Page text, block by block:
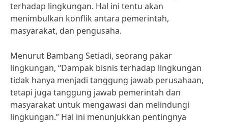
terhadap lingkungan. Hal ini tentu akan
menimbulkan konflik antara pemerintah,
masyarakat, dan pengusaha.
Menurut Bambang Setiadi, seorang pakar
lingkungan, “Dampak bisnis terhadap lingkungan
tidak hanya menjadi tanggung jawab perusahaan,
tetapi juga tanggung jawab pemerintah dan
masyarakat untuk mengawasi dan melindungi
lingkungan.” Hal ini menunjukkan pentingnya